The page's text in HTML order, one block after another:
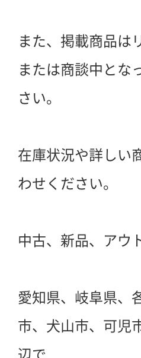
また、掲載商品は
または商談中とな
さい。
在庫状況や詳しい
わせください。
中古、新品、アウ
愛知県、岐阜県、
市、犬山市、可児
辺で